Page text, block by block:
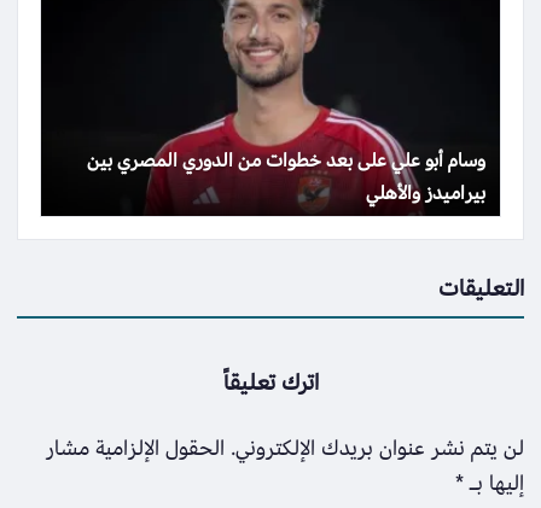
وسام أبو علي على بعد خطوات من الدوري المصري بين
بيراميدز والأهلي
التعليقات
اترك تعليقاً
لن يتم نشر عنوان بريدك الإلكتروني. الحقول الإلزامية مشار
إليها بـ*